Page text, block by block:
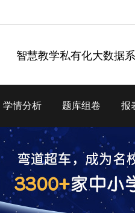
智慧教学私有化大数据
学情分析 题库组卷 报